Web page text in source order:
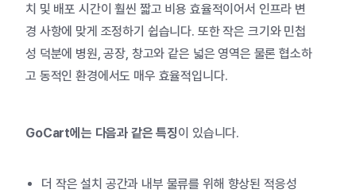
치 및 배포 시간이 훨씬 짧고 비용 효율적이어서 인프라 변
경 사항에 맞게 조정하기 쉽습니다. 또한 작은 크기와 민첩
성 덕분에 병원 ,공장 창고와 같은 넓은 영역은 물론 협소하
고 동적인 환경에서도 매우 효율적입니다.
GoCart에는 다음과 같은특징이 있습니다.
더 작은 설치 공간과 내부 물류를 위해 향상된 적응성